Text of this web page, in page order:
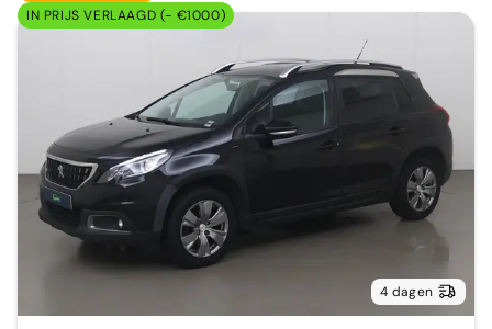
IN PRIJS VERLAAGD (- €1000)
4 dagen